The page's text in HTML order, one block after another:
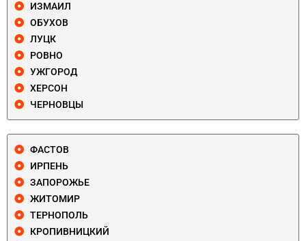
ИЗМАИЛ
ОБУХОВ
ЛУЦК
РОВНО
УЖГОРОД
ХЕРСОН
ЧЕРНОВЦЫ
ФАСТОВ
ИРПЕНЬ
ЗАПОРОЖЬЕ
ЖИТОМИР
ТЕРНОПОЛЬ
КРОПИВНИЦКИЙ